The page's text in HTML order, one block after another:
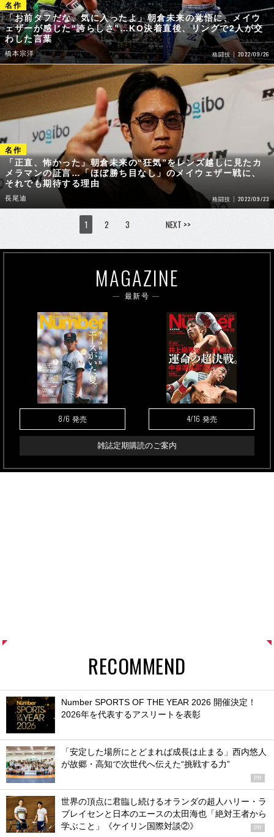
「お前タフだな、気に入ったよ」朝倉未来の覚悟に、メイウ
ェザーが感じた“誇らしさ”…KO決着直後、リングで2人が交
わした言葉
橋本宗洋 格闘技 2022/09/26
「正直、怖かった」朝倉未来の“狂気”をレンズ越しに見たカ
メラマンの証言…「ほぼ勝ち目なし」のメイウェザー戦に、
それでも期待する理由
長尾迪 格闘技 2022/09/23
1 2 3 NEXT >>
MAGAZINE
最新号
8/6 発売 4/16 発売
雑誌定期購読のご案内
RECOMMEND
Number SPORTS OF THE YEAR 2026 開催決定！
2026年を代表するアスリートを表彰
「安定した場所にとどまれば成長は止まる」西内悠人
が故郷・高知で次世代へ伝えた“挑戦する力”
PR
世界の頂点に君臨し続けるオランダの超人ハリー・ラ
ブレイセンと日本のエースの太田海也「絶対王者から
学ぶこと」《ケイリン国際対談②》
PR